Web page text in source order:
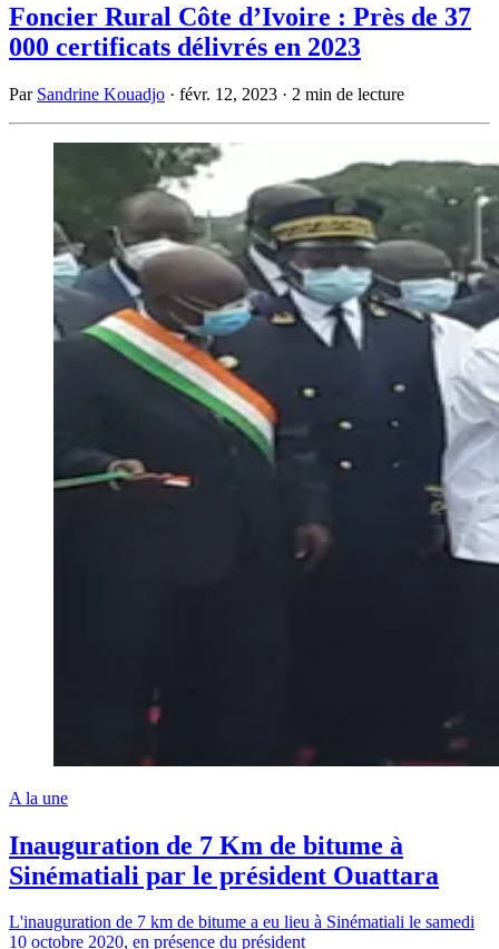
Foncier Rural Côte d’Ivoire : Près de 37
000 certificats délivrés en 2023
Par Sandrine Kouadjo · févr. 12, 2023 · 2 min de lecture
A la une
Inauguration de 7 Km de bitume à
Sinématiali par le président Ouattara
L'inauguration de 7 km de bitume a eu lieu à Sinématiali le samedi
10 octobre 2020, en présence du président